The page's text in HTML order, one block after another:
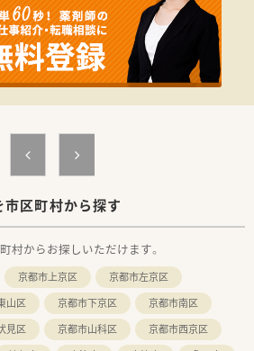
区町村から探す
村からお探しいただけます。
京都市上京区
京都市左京区
山区 京都市下京区
京都市南区
見区 京都市山科区
京都市西京区